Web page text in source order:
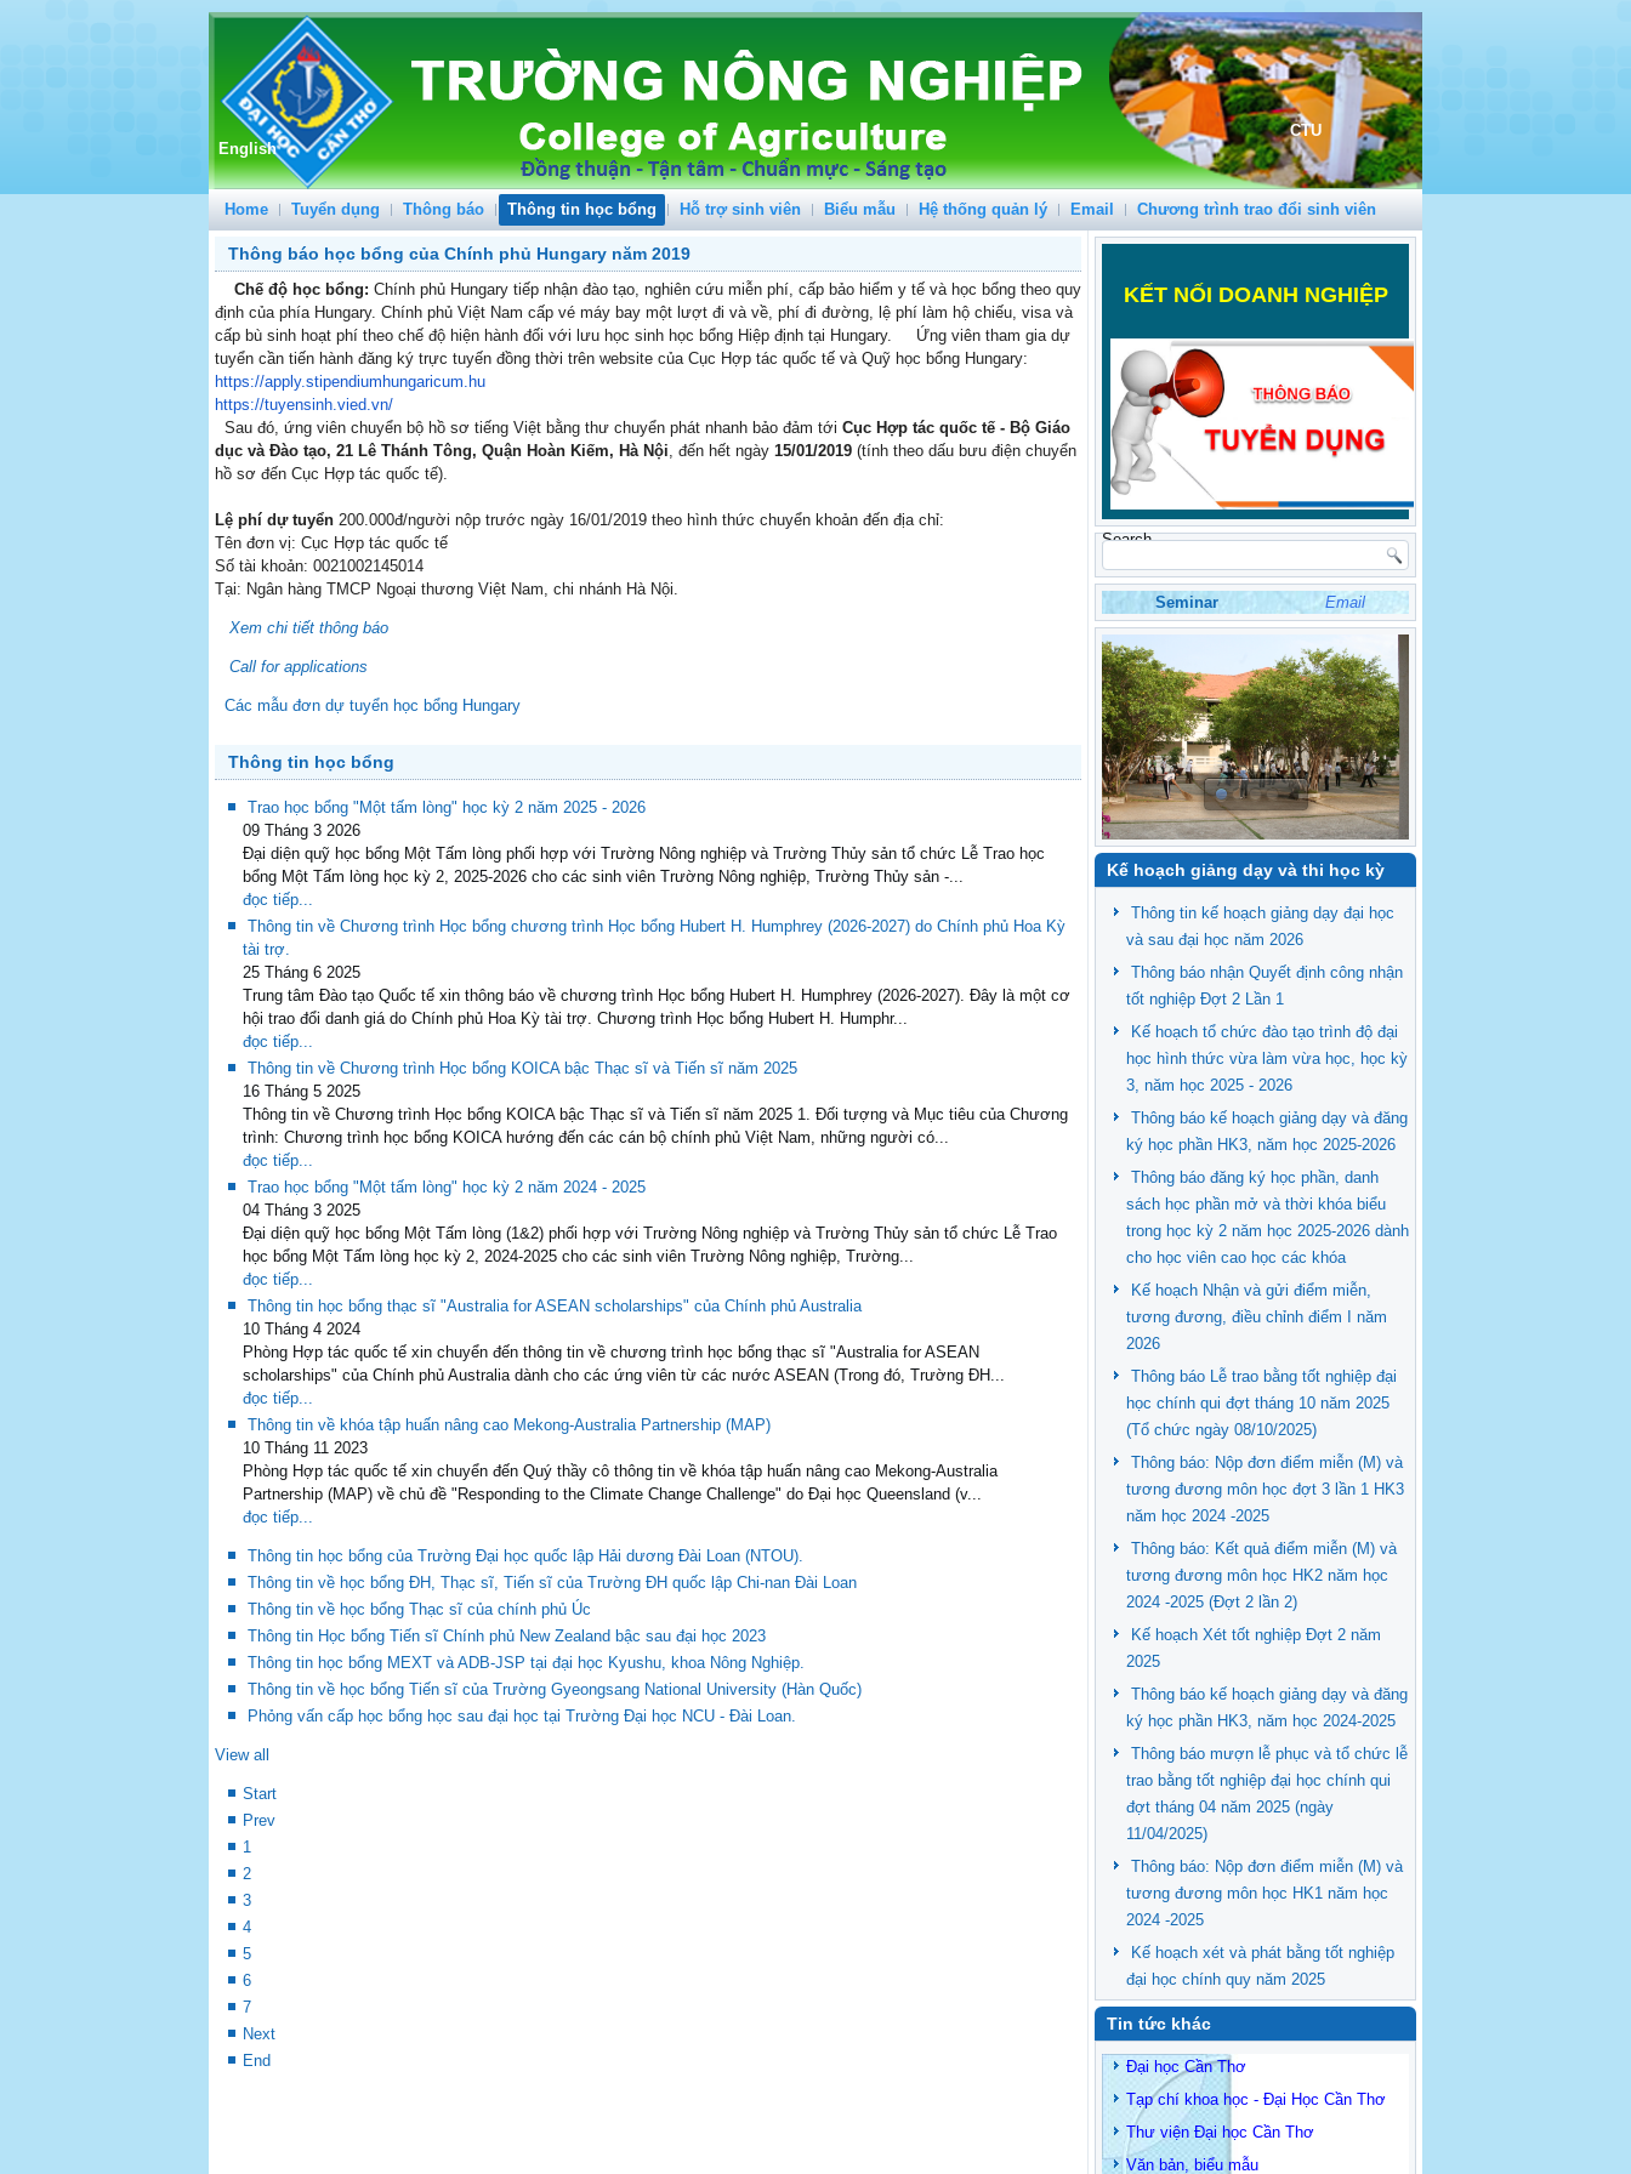
CTU
English
Home Tuyển dụng Thông báo Thông tin học bổng Hỗ trợ sinh viên Biểu mẫu Hệ thống quản lý Email Chương trình trao đổi sinh viên
Thông báo học bổng của Chính phủ Hungary năm 2019
Chế độ học bổng: Chính phủ Hungary tiếp nhận đào tạo, nghiên cứu miễn phí, cấp bảo hiểm y tế và học bổng theo quy
định của phía Hungary. Chính phủ Việt Nam cấp vé máy bay một lượt đi và về, phí đi đường, lệ phí làm hộ chiếu, visa và
cấp bù sinh hoạt phí theo chế độ hiện hành đối với lưu học sinh học bổng Hiệp định tại Hungary. Ứng viên tham gia dự
tuyển cần tiến hành đăng ký trực tuyến đồng thời trên website của Cục Hợp tác quốc tế và Quỹ học bổng Hungary:
https://apply.stipendiumhungaricum.hu
https://tuyensinh.vied.vn/
Sau đó, ứng viên chuyển bộ hồ sơ tiếng Việt bằng thư chuyển phát nhanh bảo đảm tới Cục Hợp tác quốc tế - Bộ Giáo
dục và Đào tạo, 21 Lê Thánh Tông, Quận Hoàn Kiếm, Hà Nội, đến hết ngày 15/01/2019 (tính theo dấu bưu điện chuyển
hồ sơ đến Cục Hợp tác quốc tế).
Lệ phí dự tuyển 200.000đ/người nộp trước ngày 16/01/2019 theo hình thức chuyển khoản đến địa chỉ:
Tên đơn vị: Cục Hợp tác quốc tế
Số tài khoản: 0021002145014
Tại: Ngân hàng TMCP Ngoại thương Việt Nam, chi nhánh Hà Nội.
Xem chi tiết thông báo
Call for applications
Các mẫu đơn dự tuyển học bổng Hungary
Thông tin học bổng
Trao học bổng "Một tấm lòng" học kỳ 2 năm 2025 - 2026
09 Tháng 3 2026
Đại diện quỹ học bổng Một Tấm lòng phối hợp với Trường Nông nghiệp và Trường Thủy sản tổ chức Lễ Trao học
bổng Một Tấm lòng học kỳ 2, 2025-2026 cho các sinh viên Trường Nông nghiệp, Trường Thủy sản -...
đọc tiếp...
Thông tin về Chương trình Học bổng chương trình Học bổng Hubert H. Humphrey (2026-2027) do Chính phủ Hoa Kỳ
tài trợ.
25 Tháng 6 2025
Trung tâm Đào tạo Quốc tế xin thông báo về chương trình Học bổng Hubert H. Humphrey (2026-2027). Đây là một cơ
hội trao đổi danh giá do Chính phủ Hoa Kỳ tài trợ. Chương trình Học bổng Hubert H. Humphr...
đọc tiếp...
Thông tin về Chương trình Học bổng KOICA bậc Thạc sĩ và Tiến sĩ năm 2025
16 Tháng 5 2025
Thông tin về Chương trình Học bổng KOICA bậc Thạc sĩ và Tiến sĩ năm 2025 1. Đối tượng và Mục tiêu của Chương
trình: Chương trình học bổng KOICA hướng đến các cán bộ chính phủ Việt Nam, những người có...
đọc tiếp...
Trao học bổng "Một tấm lòng" học kỳ 2 năm 2024 - 2025
04 Tháng 3 2025
Đại diện quỹ học bổng Một Tấm lòng (1&2) phối hợp với Trường Nông nghiệp và Trường Thủy sản tổ chức Lễ Trao
học bổng Một Tấm lòng học kỳ 2, 2024-2025 cho các sinh viên Trường Nông nghiệp, Trường...
đọc tiếp...
Thông tin học bổng thạc sĩ "Australia for ASEAN scholarships" của Chính phủ Australia
10 Tháng 4 2024
Phòng Hợp tác quốc tế xin chuyển đến thông tin về chương trình học bổng thạc sĩ "Australia for ASEAN
scholarships" của Chính phủ Australia dành cho các ứng viên từ các nước ASEAN (Trong đó, Trường ĐH...
đọc tiếp...
Thông tin về khóa tập huấn nâng cao Mekong-Australia Partnership (MAP)
10 Tháng 11 2023
Phòng Hợp tác quốc tế xin chuyển đến Quý thầy cô thông tin về khóa tập huấn nâng cao Mekong-Australia
Partnership (MAP) về chủ đề "Responding to the Climate Change Challenge" do Đại học Queensland (v...
đọc tiếp...
Thông tin học bổng của Trường Đại học quốc lập Hải dương Đài Loan (NTOU).
Thông tin về học bổng ĐH, Thạc sĩ, Tiến sĩ của Trường ĐH quốc lập Chi-nan Đài Loan
Thông tin về học bổng Thạc sĩ của chính phủ Úc
Thông tin Học bổng Tiến sĩ Chính phủ New Zealand bậc sau đại học 2023
Thông tin học bổng MEXT và ADB-JSP tại đại học Kyushu, khoa Nông Nghiệp.
Thông tin về học bổng Tiến sĩ của Trường Gyeongsang National University (Hàn Quốc)
Phỏng vấn cấp học bổng học sau đại học tại Trường Đại học NCU - Đài Loan.
View all
Start
Prev
1
2
3
4
5
6
7
Next
End
KẾT NỐI DOANH NGHIỆP
Search
Seminar Email
Kế hoạch giảng dạy và thi học kỳ
Thông tin kế hoạch giảng dạy đại học
và sau đại học năm 2026
Thông báo nhận Quyết định công nhận
tốt nghiệp Đợt 2 Lần 1
Kế hoạch tổ chức đào tạo trình độ đại
học hình thức vừa làm vừa học, học kỳ
3, năm học 2025 - 2026
Thông báo kế hoạch giảng dạy và đăng
ký học phần HK3, năm học 2025-2026
Thông báo đăng ký học phần, danh
sách học phần mở và thời khóa biểu
trong học kỳ 2 năm học 2025-2026 dành
cho học viên cao học các khóa
Kế hoạch Nhận và gửi điểm miễn,
tương đương, điều chỉnh điểm I năm
2026
Thông báo Lễ trao bằng tốt nghiệp đại
học chính qui đợt tháng 10 năm 2025
(Tổ chức ngày 08/10/2025)
Thông báo: Nộp đơn điểm miễn (M) và
tương đương môn học đợt 3 lần 1 HK3
năm học 2024 -2025
Thông báo: Kết quả điểm miễn (M) và
tương đương môn học HK2 năm học
2024 -2025 (Đợt 2 lần 2)
Kế hoạch Xét tốt nghiệp Đợt 2 năm
2025
Thông báo kế hoạch giảng dạy và đăng
ký học phần HK3, năm học 2024-2025
Thông báo mượn lễ phục và tổ chức lễ
trao bằng tốt nghiệp đại học chính qui
đợt tháng 04 năm 2025 (ngày
11/04/2025)
Thông báo: Nộp đơn điểm miễn (M) và
tương đương môn học HK1 năm học
2024 -2025
Kế hoạch xét và phát bằng tốt nghiệp
đại học chính quy năm 2025
Tin tức khác
Đại học Cần Thơ
Tạp chí khoa học - Đại Học Cần Thơ
Thư viện Đại học Cần Thơ
Văn bản, biểu mẫu